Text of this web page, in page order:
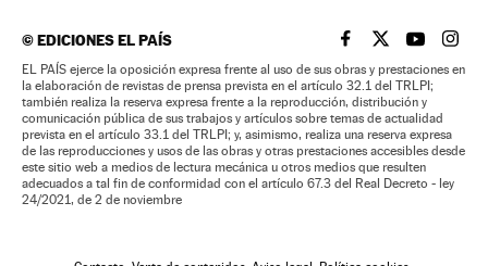
©EDICIONES EL PAÍS EL PAÍS BRASIL EN
EL PAÍSEL PAÍS
EL
EL PAÍS ejerce la oposición expresa frente al uso de sus obras y prestaciones en
la elaboración de revistas de prensa prevista en el artículo 32.1 del TRLPI;
también realiza la reserva expresa frente a la reproducción, distribución y
comunicación pública de sus trabajos y artículos sobre temas de actualidad
prevista en el artículo 33.1 del TRLPI; y, asimismo, realiza una reserva expresa
de las reproducciones y usos de las obras y otras prestaciones accesibles desde
este sitio web a medios de lectura mecánica u otros medios que resulten
adecuados a tal fin de conformidad con el artículo 67.3 del Real Decreto - ley
24/2021, de 2 de noviembre